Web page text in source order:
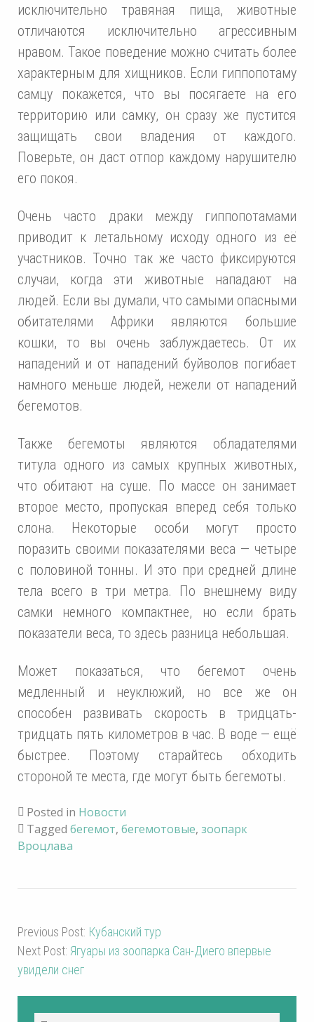
исключительно травяная пища, животные
отличаются исключительно агрессивным
нравом. Такое поведение можно считать более
характерным для хищников. Если гиппопотаму
самцу покажется, что вы посягаете на его
территорию или самку, он сразу же пустится
защищать свои владения от каждого.
Поверьте, он даст отпор каждому нарушителю
его покоя.
Очень часто драки между гиппопотамами
приводит к летальному исходу одного из её
участников. Точно так же часто фиксируются
случаи, когда эти животные нападают на
людей. Если вы думали, что самыми опасными
обитателями Африки являются большие
кошки, то вы очень заблуждаетесь. От их
нападений и от нападений буйволов погибает
намного меньше людей, нежели от нападений
бегемотов.
Также бегемоты являются обладателями
титула одного из самых крупных животных,
что обитают на суше. По массе он занимает
второе место, пропуская вперед себя только
слона. Некоторые особи могут просто
поразить своими показателями веса — четыре
с половиной тонны. И это при средней длине
тела всего в три метра. По внешнему виду
самки немного компактнее, но если брать
показатели веса, то здесь разница небольшая.
Может показаться, что бегемот очень
медленный и неуклюжий, но все же он
способен развивать скорость в тридцать-
тридцать пять километров в час. В воде — ещё
быстрее. Поэтому старайтесь обходить
стороной те места, где могут быть бегемоты.
Posted in Новости
Tagged бегемот, бегемотовые, зоопарк
Вроцлава
Previous Post: Кубанский тур
Next Post: Ягуары из зоопарка Сан-Диего впервые
увидели снег